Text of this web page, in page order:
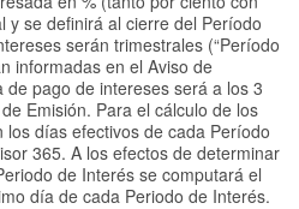
y se definirá al cierre del Período
serán trimestrales (“Período
informadas en el Aviso de
pago de intereses será a los 3
Emisión. Para el cálculo de los
días efectivos de cada Período
365. A los efectos de determinar
de Interés se computará el
día de cada Periodo de Interés.